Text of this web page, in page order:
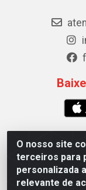
O nosso site
terceiros para
personalizada
relevante de
Polybalas -
Ernesto Geisel,